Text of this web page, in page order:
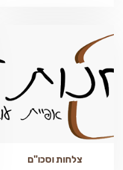
צלחות וסכו"ם